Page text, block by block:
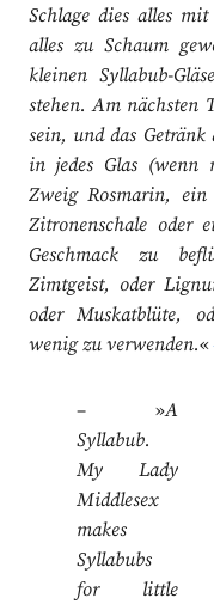
Schlage dies alles
alles zu Schaum
kleinen Syllabub-
stehen. Am nächsten
sein, und das
in jedes Glas (wenn
Zweig Rosmarin,
Zitronenschale oder
Geschmack zu
Zimtgeist, oder
oder Muskatblüte,
wenig zu verwenden.«
– »A
Syllabub.
My Lady
Middlesex
makes
Syllabubs
for little